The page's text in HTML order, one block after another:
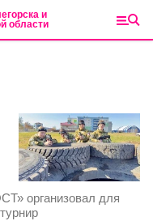
и
области
организовал для